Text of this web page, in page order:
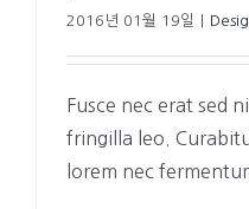
2016년 01월 19일
Fusce nec erat sed
fringilla leo.
lorem nec